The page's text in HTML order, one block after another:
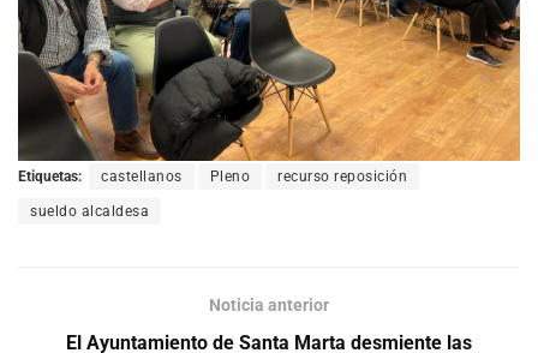
Etiquetas: castellanos Pleno recurso reposición
sueldo alcaldesa
Noticia anterior
El Ayuntamiento de Santa Marta desmiente las